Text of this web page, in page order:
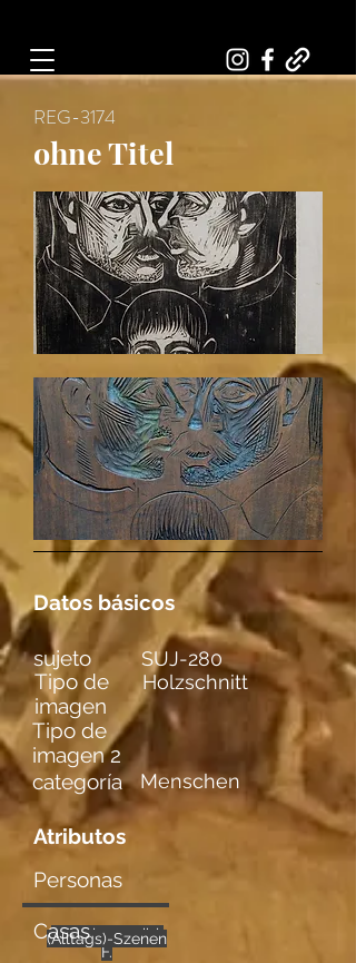
REG-3174
ohne Titel
Datos básicos
Tipo de
imagen
Holzschnitt
Tipo de
imagen 2
categoría
Menschen
Atributos
Personas
mehrere
Gefühle
männl. u. weibl.
F.
(Alltags)-Szenen
Casas
sujeto SUJ-280